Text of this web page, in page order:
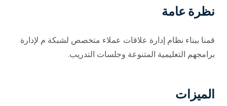
التسويق الرقمي
إدارة تكنولوجيا المعلومات
نظرة عامة
قمنا ببناء نظام إدارة علاقات عملاء متخصص لشبكة م لإدارة
برامجهم التعليمية المتنوعة وجلسات التدريب.
الميزات